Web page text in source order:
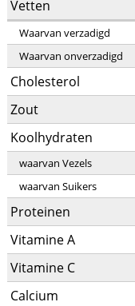
Vetten
Waarvan verzadigd
Waarvan onverzadigd
Cholesterol
Zout
Koolhydraten
waarvan Vezels
waarvan Suikers
Proteinen
Vitamine A
Vitamine C
Calcium